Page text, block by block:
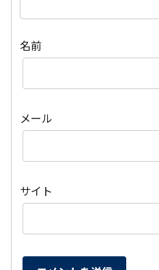
名前
メール
サイト